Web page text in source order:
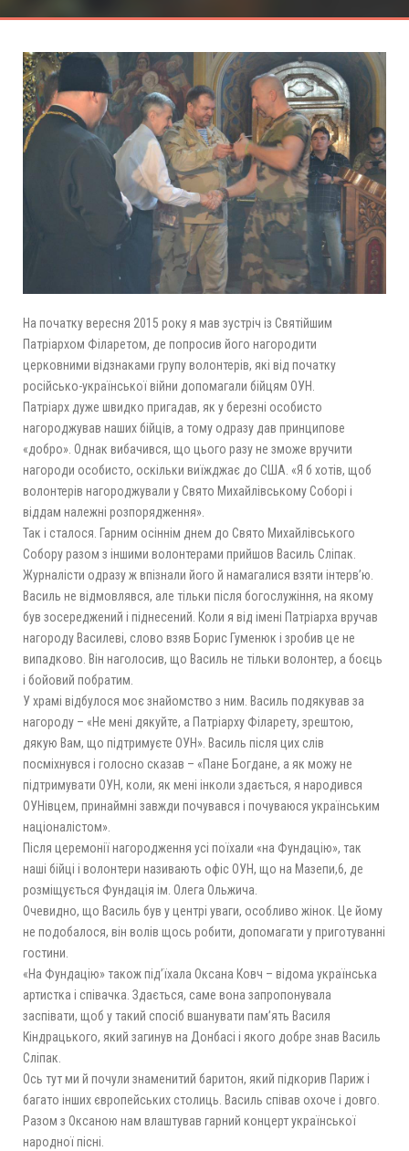
На початку вересня 2015 року я мав зустріч із Святійшим
Патріархом Філаретом, де попросив його нагородити
церковними відзнаками групу волонтерів, які від початку
російсько-української війни допомагали бійцям ОУН.
Патріарх дуже швидко пригадав, як у березні особисто
нагороджував наших бійців, а тому одразу дав принципове
«добро». Однак вибачився, що цього разу не зможе вручити
нагороди особисто, оскільки виїжджає до США. «Я б хотів, щоб
волонтерів нагороджували у Свято Михайлівському Соборі і
віддам належні розпорядження».
Так і сталося. Гарним осіннім днем до Свято Михайлівського
Собору разом з іншими волонтерами прийшов Василь Сліпак.
Журналісти одразу ж впізнали його й намагалися взяти інтерв’ю.
Василь не відмовлявся, але тільки після богослужіння, на якому
був зосереджений і піднесений. Коли я від імені Патріарха вручав
нагороду Василеві, слово взяв Борис Гуменюк і зробив це не
випадково. Він наголосив, що Василь не тільки волонтер, а боєць
і бойовий побратим.
У храмі відбулося моє знайомство з ним. Василь подякував за
нагороду – «Не мені дякуйте, а Патріарху Філарету, зрештою,
дякую Вам, що підтримуєте ОУН». Василь після цих слів
посміхнувся і голосно сказав – «Пане Богдане, а як можу не
підтримувати ОУН, коли, як мені інколи здається, я народився
ОУНівцем, принаймні завжди почувався і почуваюся українським
націоналістом».
Після церемонії нагородження усі поїхали «на Фундацію», так
наші бійці і волонтери називають офіс ОУН, що на Мазепи,6, де
розміщується Фундація ім. Олега Ольжича.
Очевидно, що Василь був у центрі уваги, особливо жінок. Це йому
не подобалося, він волів щось робити, допомагати у приготуванні
гостини.
«На Фундацію» також під’їхала Оксана Ковч – відома українська
артистка і співачка. Здається, саме вона запропонувала
заспівати, щоб у такий спосіб вшанувати пам’ять Василя
Кіндрацького, який загинув на Донбасі і якого добре знав Василь
Сліпак.
Ось тут ми й почули знаменитий баритон, який підкорив Париж і
багато інших європейських столиць. Василь співав охоче і довго.
Разом з Оксаною нам влаштував гарний концерт української
народної пісні.